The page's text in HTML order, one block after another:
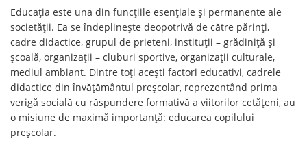
Educația este una din funcțiile esențiale și permanente ale
societății. Ea se îndeplinește deopotrivă de către părinți,
cadre didactice, grupul de prieteni, instituții – grădiniță și
școală, organizații – cluburi sportive, organizații culturale,
mediul ambiant. Dintre toți acești factori educativi, cadrele
didactice din învățământul preșcolar, reprezentând prima
verigă socială cu răspundere formativă a viitorilor cetățeni, au
o misiune de maximă importanță: educarea copilului
preșcolar.